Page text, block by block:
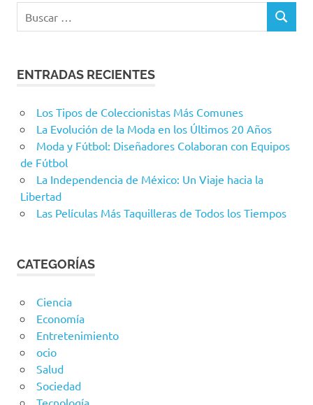
BUSCAR
ENTRADAS RECIENTES
Los Tipos de Coleccionistas Más Comunes
La Evolución de la Moda en los Últimos 20 Años
Moda y Fútbol: Diseñadores Colaboran con Equipos
de Fútbol
La Independencia de México: Un Viaje hacia la
Libertad
Las Películas Más Taquilleras de Todos los Tiempos
CATEGORÍAS
Ciencia
Economía
Entretenimiento
ocio
Salud
Sociedad